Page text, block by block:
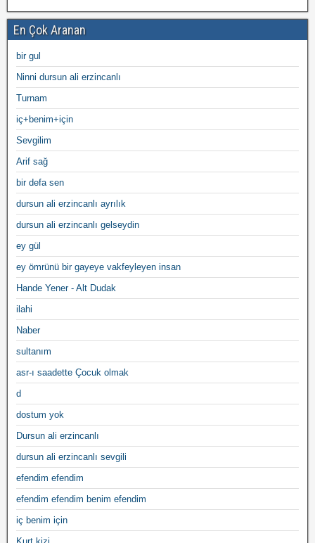
En Çok Aranan
bir gul
Ninni dursun ali erzincanlı
Turnam
iç+benim+için
Sevgilim
Arif sağ
bir defa sen
dursun ali erzincanlı ayrılık
dursun ali erzincanlı gelseydin
ey gül
ey ömrünü bir gayeye vakfeyleyen insan
Hande Yener - Alt Dudak
ilahi
Naber
sultanım
asr-ı saadette Çocuk olmak
d
dostum yok
Dursun ali erzincanlı
dursun ali erzincanlı sevgili
efendim efendim
efendim efendim benim efendim
iç benim için